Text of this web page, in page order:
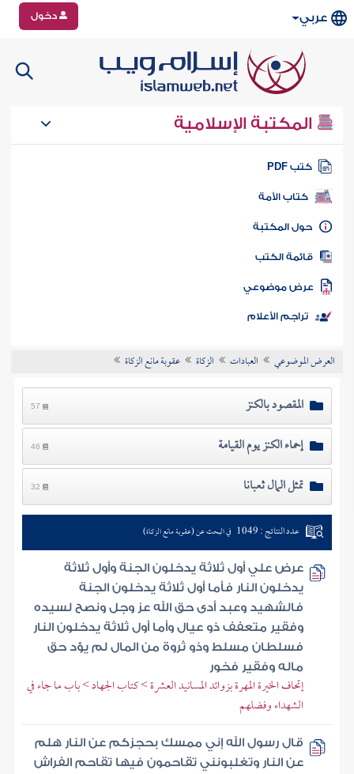
عربي دخول
المكتبة الإسلامية
كتب PDF
كتاب الأمة
المكتبة
الكتب
موضوعي
تراجم الأعلام
العرض الموضوعي العبادات الزكاة عقوبة مانع الزكاة
المقصود بالكنز 57
إحماء الكنز يوم القيامة 46
تمثل المال ثعبانا 32
عدد النتائج : 1049 في البحث عن (عقوبة مانع الزكاة)
عرض علي أول ثلاثة يدخلون الجنة وأول ثلاثة
يدخلون النار فأما أول ثلاثة يدخلون الجنة
فالشهيد وعبد أدى حق الله عز وجل ونصح لسيده
وفقير متعفف ذو عيال وأما أول ثلاثة يدخلون النار
فسلطان مسلط وذو ثروة من المال لم يؤد حق
ماله وفقير فخور
إتحاف الخيرة المهرة بزوائد المسانيد العشرة > كتاب الجهاد > باب ما جاء في
الشهداء وفضلهم
قال رسول الله إني ممسك بحجزكم عن النار هلم
عن النار وتغلبونني تقاحمون فيها تقاحم الفراش